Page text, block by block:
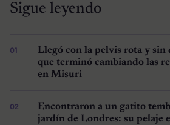
Sigue leyendo
Llegó con la pelvis rota y sin
que terminó cambiando las
en Misuri
Encontraron a un gatito
jardín de Londres: su pelaje